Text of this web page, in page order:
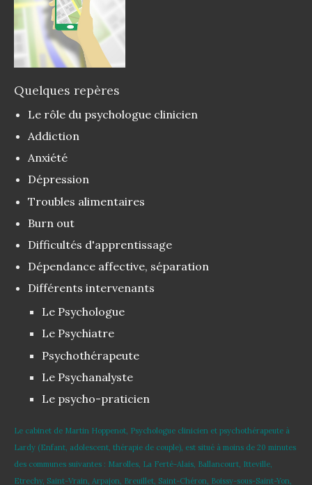
Quelques repères
Le rôle du psychologue clinicien
Addiction
Anxiété
Dépression
Troubles alimentaires
Burn out
Difficultés d'apprentissage
Dépendance affective, séparation
Différents intervenants
Le Psychologue
Le Psychiatre
Psychothérapeute
Le Psychanalyste
Le psycho-praticien
Le cabinet de Martin Hoppenot, Psychologue clinicien et psychothérapeute à
Lardy (Enfant, adolescent, thérapie de couple), est situé à moins de 20 minutes
des communes suivantes : Marolles, La Ferté-Alais, Ballancourt, Itteville,
Etrechy, Saint-Vrain, Arpajon, Breuillet, Saint-Chéron, Boissy-sous-Saint-Yon,